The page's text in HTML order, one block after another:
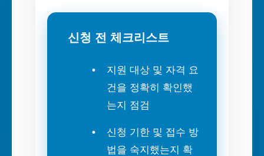
신청 전 체크리스트
지원 대상 및 자격 요
건을 정확히 확인했
는지 점검
신청 기한 및 접수 방
법을 숙지했는지 확